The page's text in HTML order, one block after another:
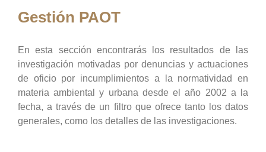
Gestión PAOT
En esta sección encontrarás los resultados de las
investigación motivadas por denuncias y actuaciones
de oficio por incumplimientos a la normatividad en
materia ambiental y urbana desde el año 2002 a la
fecha, a través de un filtro que ofrece tanto los datos
generales, como los detalles de las investigaciones.